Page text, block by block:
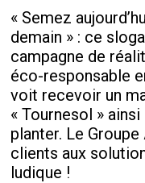
« Semez
demain » : ce
campagne de
éco-responsable
voit recevoir un
« Tournesol »
planter. Le
clients aux
ludique !